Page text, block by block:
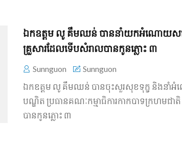
ឯកឧត្តម លូ គឹមឈន់ បាន​​នាំ​​យក​អំណោយ​សម្ត
គ្រួសារ​ដែល​ទើបសំរាល​បាន​កូនភ្លោះ ៣
Sunnguon Sunnguon
ឯកឧត្តម លូ គឹមឈន់ បាន​ចុះ​សួរសុខទុក្ខ និង​នាំ​អំណ
បណ្ឌិត ប្រធាន​គណៈកម្មាធិការ​កាកបាទក្រហម​ជ
បាន​កូនភ្លោះ ៣